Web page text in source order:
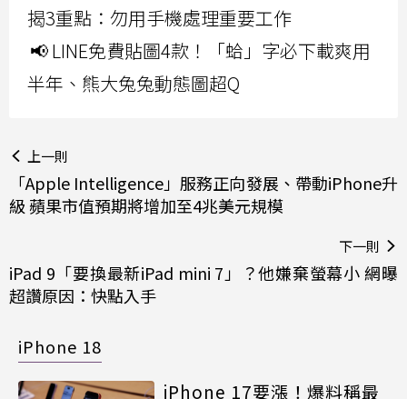
揭3重點：勿用手機處理重要工作
📢 LINE免費貼圖4款！「蛤」字必下載爽用
半年、熊大兔兔動態圖超Q
上一則
「Apple Intelligence」服務正向發展、帶動iPhone升
級 蘋果市值預期將增加至4兆美元規模
下一則
iPad 9「要換最新iPad mini 7」？他嫌棄螢幕小 網曝
超讚原因：快點入手
iPhone 18
iPhone 17要漲！爆料稱最